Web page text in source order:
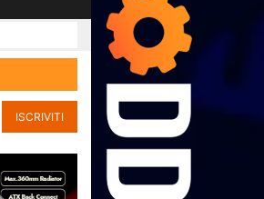
ISCRIVITI